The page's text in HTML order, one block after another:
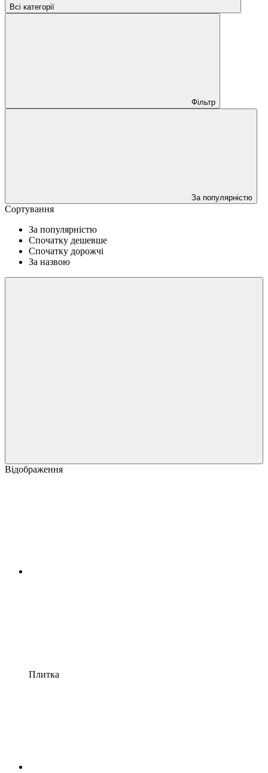
Всі категорії
Фільтр
За популярністю
Сортування
За популярністю
Спочатку дешевше
Спочатку дорожчі
За назвою
Відображення
Плитка